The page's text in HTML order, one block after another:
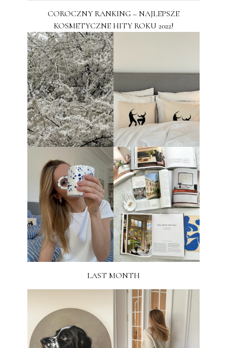
COROCZNY RANKING – NAJLEPSZE
KOSMETYCZNE HITY ROKU 2022!
LAST MONTH